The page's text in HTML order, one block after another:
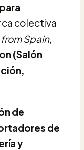
colectiva
Spain,
(Salón
de
de
y